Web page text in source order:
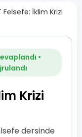
Felsefe: İklim Krizi
•
Krizi
dersinde